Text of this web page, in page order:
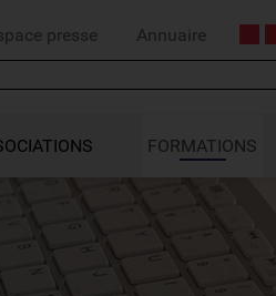
presse Annuaire
FORMATIONS